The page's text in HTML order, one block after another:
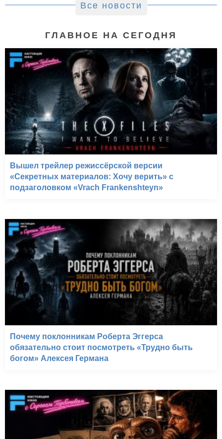
Все новости
ГЛАВНОЕ НА СЕГОДНЯ
Вышел трейлер режиссёрской версии
«Секретных материалов: Хочу верить» с
подзаголовком «Vrach Frankenshteyn»
Почему поклонникам Роберта Эггерса
обязательно стоит посмотреть «Трудно быть
богом» Алексея Германа